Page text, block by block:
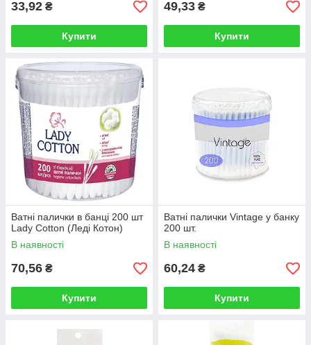
33,92 ₴
Купити
49,33 ₴
Купити
Ватні палички в банці 200 шт
Lady Cotton (Леді Котон)
В наявності
70,56 ₴
Купити
Ватні палички Vintage у банку
200 шт.
В наявності
60,24 ₴
Купити